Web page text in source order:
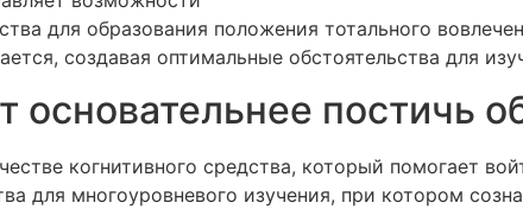
для образования положения тотального
создавая оптимальные обстоятельства для
основательнее постичь
когнитивного средства, который помогает
для многоуровневого изучения, при котором